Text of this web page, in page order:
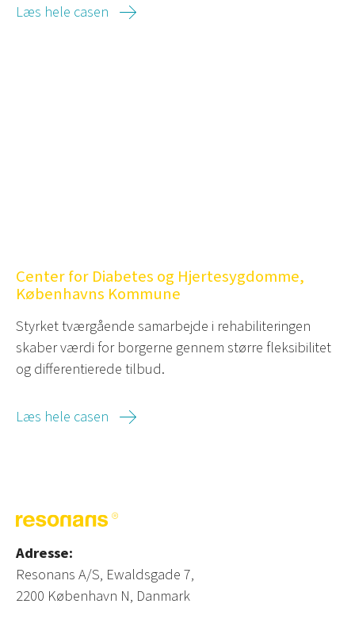
Læs hele casen
Center for Diabetes og Hjertesygdomme,
Københavns Kommune
Styrket tværgående samarbejde i rehabiliteringen
skaber værdi for borgerne gennem større fleksibilitet
og differentierede tilbud.
Læs hele casen
Adresse:
Resonans A/S, Ewaldsgade 7,
2200 København N, Danmark